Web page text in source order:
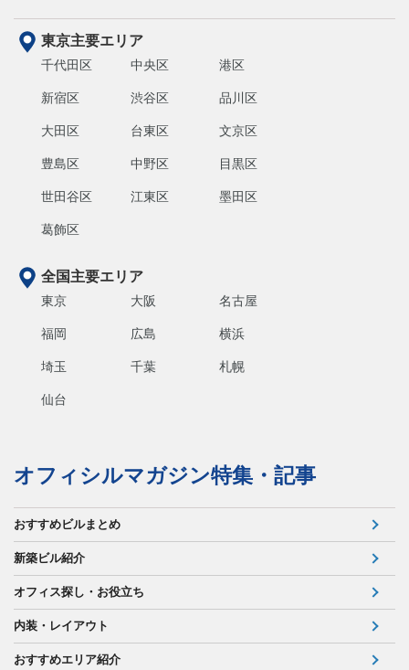
東京主要エリア
千代田区 中央区 港区
新宿区 渋谷区 品川区
大田区 台東区 文京区
豊島区 中野区 目黒区
世田谷区 江東区 墨田区
葛飾区
全国主要エリア
東京 大阪 名古屋
福岡 広島 横浜
埼玉 千葉 札幌
仙台
オフィシルマガジン特集・記事
おすすめビルまとめ
新築ビル紹介
オフィス探し・お役立ち
内装・レイアウト
おすすめエリア紹介